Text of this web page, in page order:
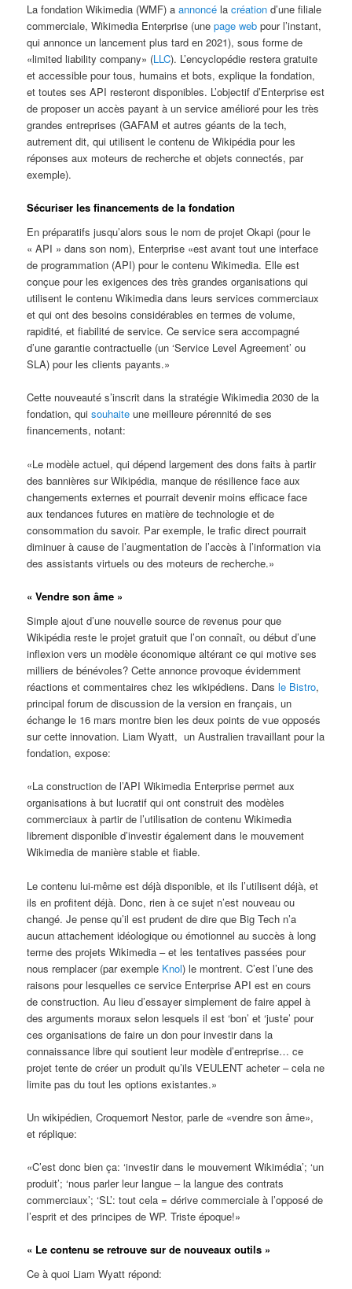
La fondation Wikimedia (WMF) aannoncé lacréation d’une filiale
commerciale, Wikimedia Enterprise (unepage web pour l’instant,
qui annonce un lancement plus tard en 2021), sous forme de
«limited liability company» (LLC). L’encyclopédie restera gratuite
et accessible pour tous, humains et bots, explique la fondation,
et toutes ses API resteront disponibles. L’objectif d’Enterprise est
de proposer un accès payant à un service amélioré pour les très
grandes entreprises (GAFAM et autres géants de la tech,
autrement dit, qui utilisent le contenu de Wikipédia pour les
réponses aux moteurs de recherche et objets connectés, par
exemple).
Sécuriser les financements de la fondation
En préparatifs jusqu’alors sous le nom de projet Okapi (pour le
« API » dans son nom), Enterprise «est avant tout une interface
de programmation (API) pour le contenu Wikimedia. Elle est
conçue pour les exigences des très grandes organisations qui
utilisent le contenu Wikimedia dans leurs services commerciaux
et qui ont des besoins considérables en termes de volume,
rapidité, et fiabilité de service. Ce service sera accompagné
d’une garantie contractuelle (un ‘Service Level Agreement’ ou
SLA) pour les clients payants.»
Cette nouveauté s’inscrit dans la stratégie Wikimedia 2030 de la
fondation, quisouhaite une meilleure pérennité de ses
financements, notant:
«Le modèle actuel, qui dépend largement des dons faits à partir
des bannières sur Wikipédia, manque de résilience face aux
changements externes et pourrait devenir moins efficace face
aux tendances futures en matière de technologie et de
consommation du savoir. Par exemple, le trafic direct pourrait
diminuer à cause de l’augmentation de l’accès à l’information via
des assistants virtuels ou des moteurs de recherche.»
« Vendre son âme »
Simple ajout d’une nouvelle source de revenus pour que
Wikipédia reste le projet gratuit que l’on connaît, ou début d’une
inflexion vers un modèle économique altérant ce qui motive ses
milliers de bénévoles? Cette annonce provoque évidemment
réactions et commentaires chez les wikipédiens. Dansle Bistro,
principal forum de discussion de la version en français, un
échange le 16 mars montre bien les deux points de vue opposés
sur cette innovation. Liam Wyatt, un Australien travaillant pour la
fondation, expose:
«La construction de l’API Wikimedia Enterprise permet aux
organisations à but lucratif qui ont construit des modèles
commerciaux à partir de l’utilisation de contenu Wikimedia
librement disponible d’investir également dans le mouvement
Wikimedia de manière stable et fiable.
Le contenu lui-même est déjà disponible, et ils l’utilisent déjà, et
ils en profitent déjà. Donc, rien à ce sujet n’est nouveau ou
changé. Je pense qu’il est prudent de dire que Big Tech n’a
aucun attachement idéologique ou émotionnel au succès à long
terme des projets Wikimedia – et les tentatives passées pour
nous remplacer (par exemple Knol) le montrent. C’est l’une des
raisons pour lesquelles ce service Enterprise API est en cours
de construction. Au lieu d’essayer simplement de faire appel à
des arguments moraux selon lesquels il est ‘bon’ et ‘juste’ pour
ces organisations de faire un don pour investir dans la
connaissance libre qui soutient leur modèle d’entreprise… ce
projet tente de créer un produit qu’ils VEULENT acheter – cela ne
limite pas du tout les options existantes.»
Un wikipédien, Croquemort Nestor, parle de «vendre son âme»,
et réplique:
«C’est donc bien ça: ‘investir dans le mouvement Wikimédia’; ‘un
produit’; ‘nous parler leur langue – la langue des contrats
commerciaux’; ‘SL’: tout cela = dérive commerciale à l’opposé de
l’esprit et des principes de WP. Triste époque!»
« Le contenu se retrouve sur de nouveaux outils »
Ce à quoi Liam Wyatt répond: